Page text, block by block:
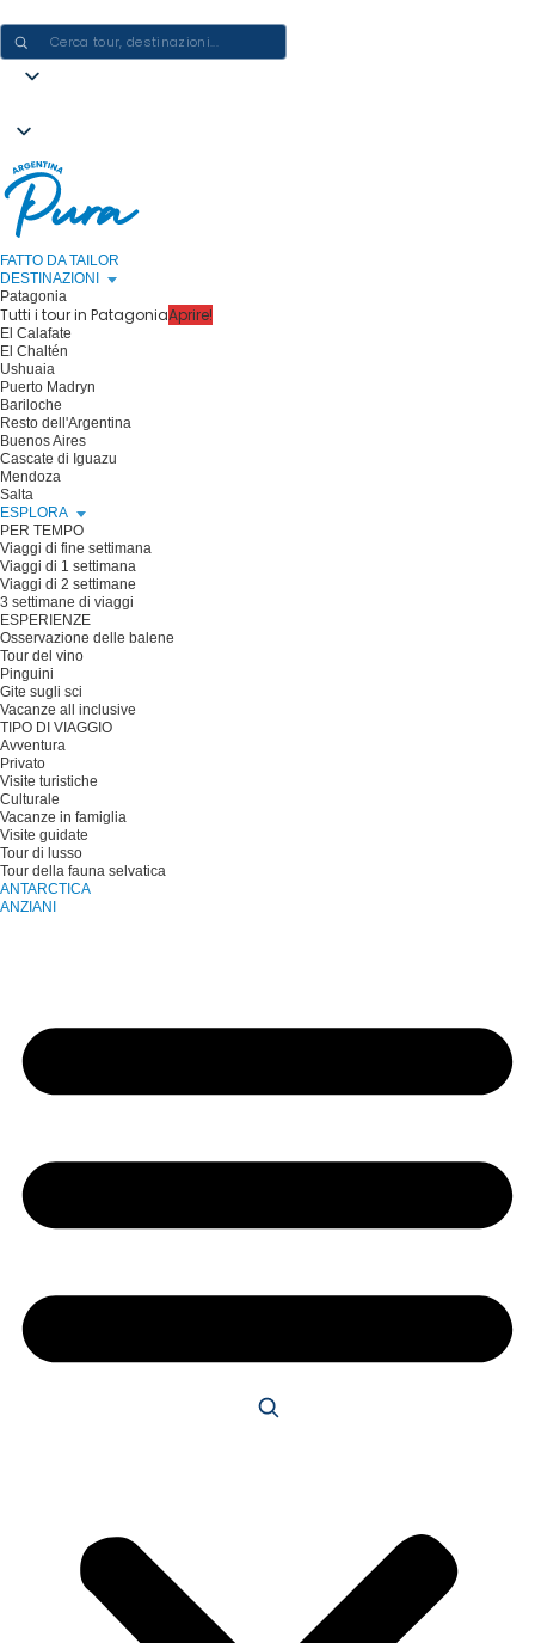
FATTO DA TAILOR
DESTINAZIONI
Patagonia
Tutti i tour in PatagoniaAprire!
El Calafate
El Chaltén
Ushuaia
Puerto Madryn
Bariloche
Resto dell'Argentina
Buenos Aires
Cascate di Iguazu
Mendoza
Salta
ESPLORA
PER TEMPO
Viaggi di fine settimana
Viaggi di 1 settimana
Viaggi di 2 settimane
3 settimane di viaggi
ESPERIENZE
Osservazione delle balene
Tour del vino
Pinguini
Gite sugli sci
Vacanze all inclusive
TIPO DI VIAGGIO
Avventura
Privato
Visite turistiche
Culturale
Vacanze in famiglia
Visite guidate
Tour di lusso
Tour della fauna selvatica
ANTARCTICA
ANZIANI